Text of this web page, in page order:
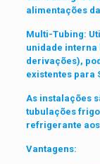
alimentações
Multi-Tubing:
unidade interna
derivações),
existentes para
As instalações
tubulações
refrigerante
Vantagens: